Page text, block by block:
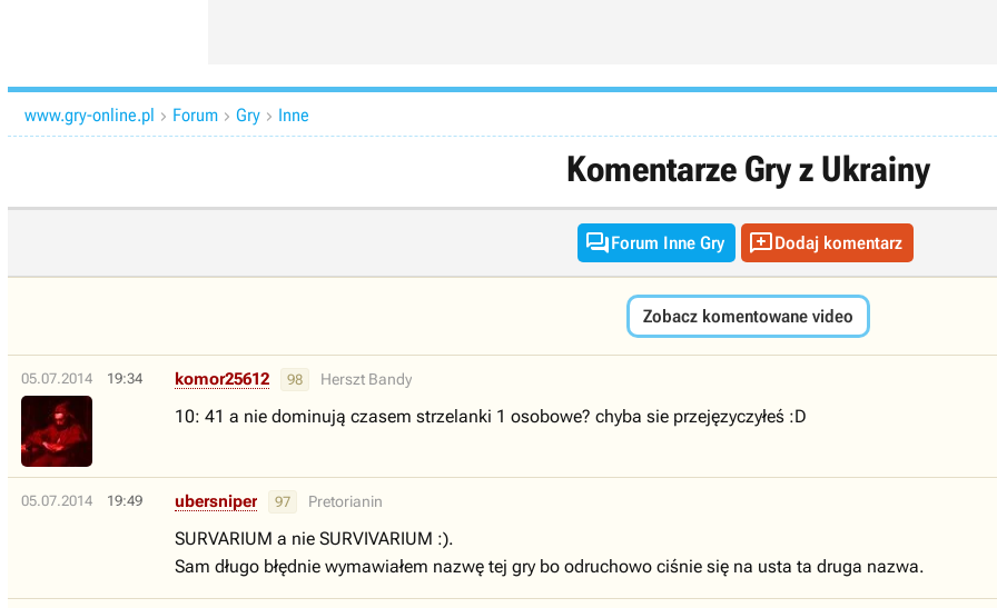
www.gry-online.pl  Forum  Gry  Inne
Komentarze Gry z Ukrainy
Forum Inne Gry Dodaj komentarz
Zobacz komentowane video
05.07.2014 19:34 komor25612 98 Herszt Bandy
10: 41 a nie dominują czasem strzelanki 1 osobowe? chyba sie przejęzyczyłeś :D
05.07.2014 19:49 ubersniper 97 Pretorianin
SURVARIUM a nie SURVIVARIUM :).
Sam długo błędnie wymawiałem nazwę tej gry bo odruchowo ciśnie się na usta ta druga nazwa.